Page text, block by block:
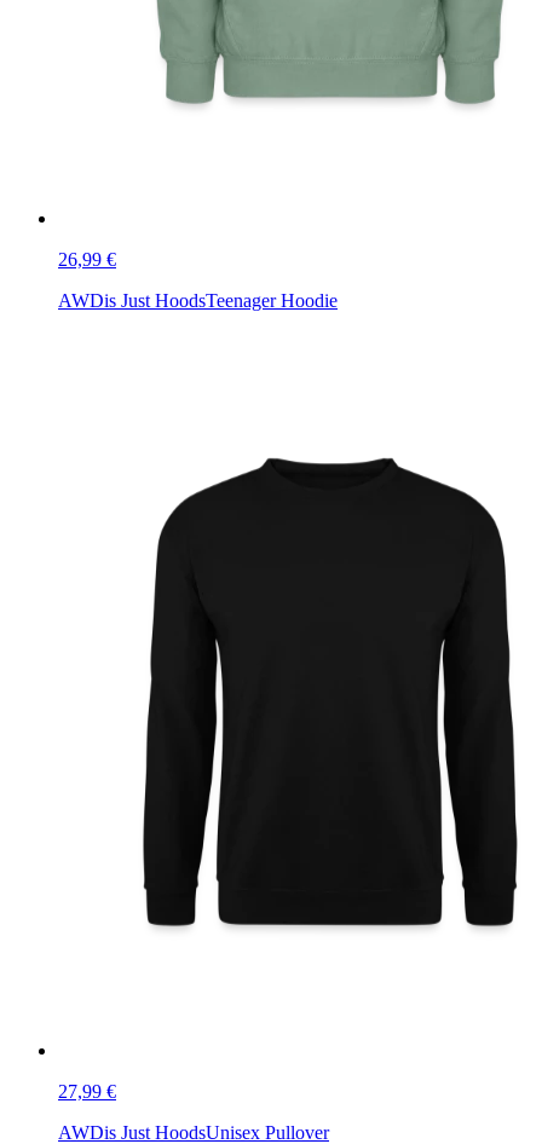
26,99 €
AWDis Just HoodsTeenager Hoodie
27,99 €
AWDis Just HoodsUnisex Pullover